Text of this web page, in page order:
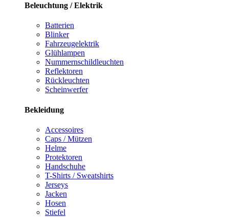
Beleuchtung / Elektrik
Batterien
Blinker
Fahrzeugelektrik
Glühlampen
Nummernschildleuchten
Reflektoren
Rückleuchten
Scheinwerfer
Bekleidung
Accessoires
Caps / Mützen
Helme
Protektoren
Handschuhe
T-Shirts / Sweatshirts
Jerseys
Jacken
Hosen
Stiefel